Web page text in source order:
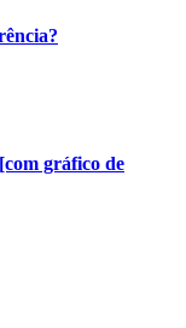
gráfico de